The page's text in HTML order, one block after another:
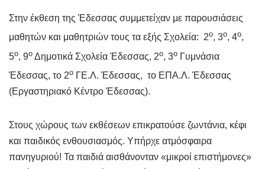
Στην έκθεση της Έδεσσας συμμετείχαν με παρουσιάσεις
μαθητών και μαθητριών τους τα εξής Σχολεία: 2ο, 3ο, 4ο,
5ο, 9ο Δημοτικά Σχολεία Έδεσσας, 2ο, 3ο Γυμνάσια
Έδεσσας, το 2ο ΓΕ.Λ. Έδεσσας, το ΕΠΑ.Λ. Έδεσσας
(Εργαστηριακό Κέντρο Έδεσσας).
Στους χώρους των εκθέσεων επικρατούσε ζωντάνια, κέφι
και παιδικός ενθουσιασμός. Υπήρχε ατμόσφαιρα
πανηγυριού! Τα παιδιά αισθάνονταν «μικροί επιστήμονες»